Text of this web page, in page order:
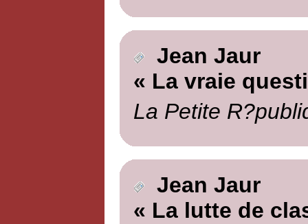
Jean Jaur
« La vraie
La Petite
Jean Jaur
« La lutte de